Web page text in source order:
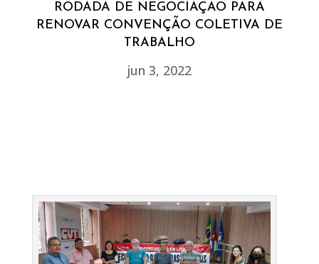
RODADA DE NEGOCIAÇÃO PARA
RENOVAR CONVENÇÃO COLETIVA DE
TRABALHO
jun 3, 2022